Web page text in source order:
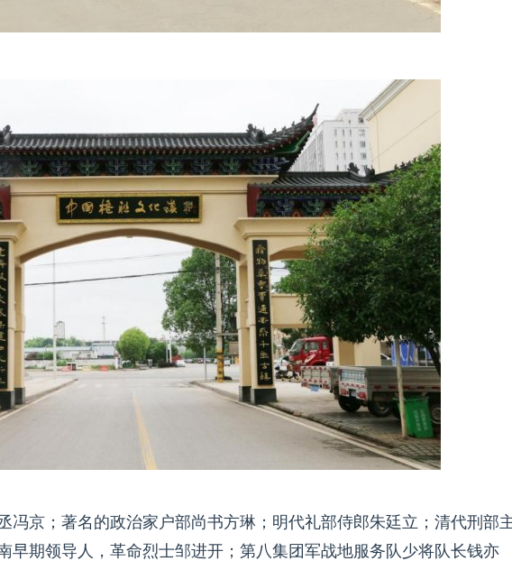
冯京；著名的政治家户部尚书方琳；明代礼部侍郎朱廷立；清代刑部
早期领导人，革命烈士邹进开；第八集团军战地服务队少将队长钱亦